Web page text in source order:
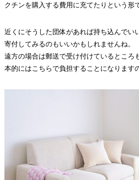
クチンを購入する費用に充てたりという形
近くにそうした団体があれば持ち込んでい
寄付してみるのもいいかもしれませんね。
遠方の場合は郵送で受け付けているところ
本的にはこちらで負担することになります